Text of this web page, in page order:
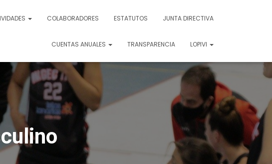
COLABORADORES ESTATUTOS JUNTA DIRECTIVA
CUENTAS ANUALES TRANSPARENCIA LOPIVI